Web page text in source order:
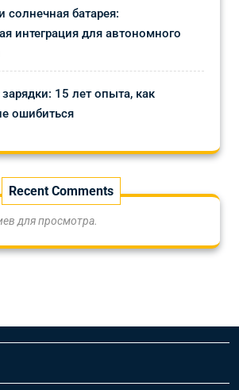
солнечная батарея:
интеграция для автономного
15 лет опыта, как
ошибиться
Recent Comments
для просмотра.